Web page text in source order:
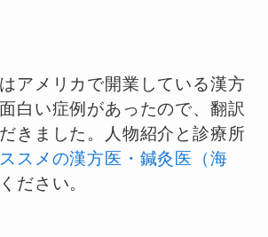
アメリカで開業している漢方
白い症例があったので、翻訳
きました。人物紹介と診療所
スメの漢方医・鍼灸医（海
ださい。